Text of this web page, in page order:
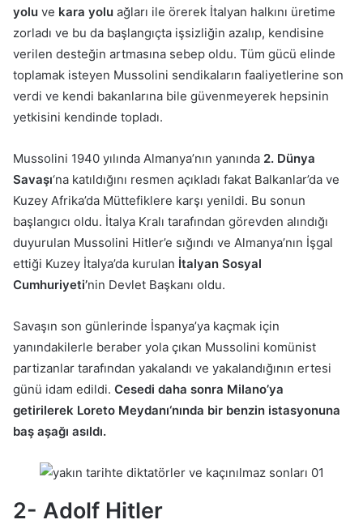
yolu ve kara yolu ağları ile örerek İtalyan halkını üretime
zorladı ve bu da başlangıçta işsizliğin azalıp, kendisine
verilen desteğin artmasına sebep oldu. Tüm gücü elinde
toplamak isteyen Mussolini sendikaların faaliyetlerine son
verdi ve kendi bakanlarına bile güvenmeyerek hepsinin
yetkisini kendinde topladı.
Mussolini 1940 yılında Almanya’nın yanında 2. Dünya
Savaşı‘na katıldığını resmen açıkladı fakat Balkanlar’da ve
Kuzey Afrika’da Müttefiklere karşı yenildi. Bu sonun
başlangıcı oldu. İtalya Kralı tarafından görevden alındığı
duyurulan Mussolini Hitler’e sığındı ve Almanya’nın İşgal
ettiği Kuzey İtalya’da kurulan İtalyan Sosyal
Cumhuriyeti’nin Devlet Başkanı oldu.
Savaşın son günlerinde İspanya’ya kaçmak için
yanındakilerle beraber yola çıkan Mussolini komünist
partizanlar tarafından yakalandı ve yakalandığının ertesi
günü idam edildi. Cesedi daha sonra Milano’ya
getirilerek Loreto Meydanı‘nında bir benzin istasyonuna
baş aşağı asıldı.
2- Adolf Hitler